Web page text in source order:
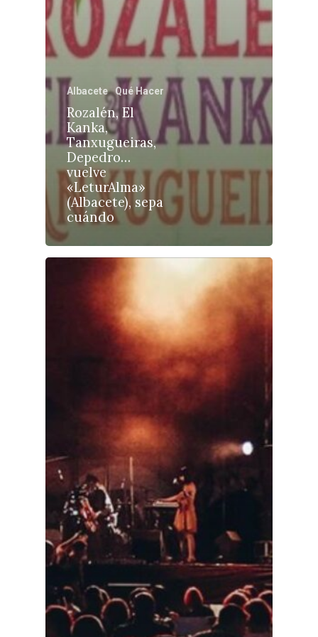
Albacete Qué Hacer
Rozalén, El
Kanka,
Tanxugueiras,
Depedro…
vuelve
«LeturAlma»
(Albacete), sepa
cuándo
Cuenca
Guadalajara
Talavera
Educación
Cultura
Deportes
Sucesos
Medio Ambiente
Especiales
Política
Galerías